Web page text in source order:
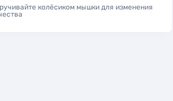
колёсиком мышки для изменения